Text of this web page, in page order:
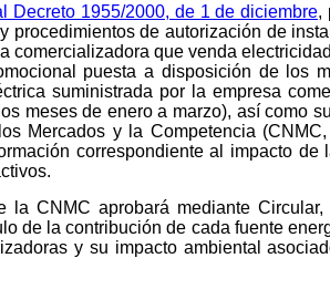
Decreto 1955/2000, de 1 de diciembre,
procedimientos de autorización de
comercializadora que venda
puesta a disposición de los
suministrada por la empresa
meses de enero a marzo), así como
Mercados y la Competencia
correspondiente al impacto
la CNMC aprobará mediante
de la contribución de cada fuente
y su impacto ambiental